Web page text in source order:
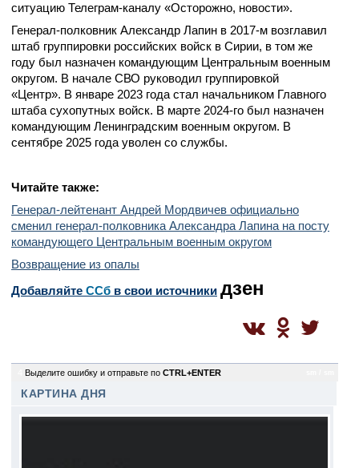
ситуацию Телеграм-каналу «Осторожно, новости».
Генерал-полковник Александр Лапин в 2017-м возглавил
штаб группировки российских войск в Сирии, в том же
году был назначен командующим Центральным военным
округом. В начале СВО руководил группировкой
«Центр». В январе 2023 года стал начальником Главного
штаба сухопутных войск. В марте 2024-го был назначен
командующим Ленинградским военным округом. В
сентябре 2025 года уволен со службы.
Читайте также:
Генерал-лейтенант Андрей Мордвичев официально
сменил генерал-полковника Александра Лапина на посту
командующего Центральным военным округом
Возвращение из опалы
Добавляйте CСб в свои источники дзен
Выделите ошибку и отправьте по CTRL+ENTER
КАРТИНА ДНЯ